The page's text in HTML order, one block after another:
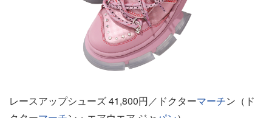
レースアップシューズ 41,800円／ドクターマーチン（ド